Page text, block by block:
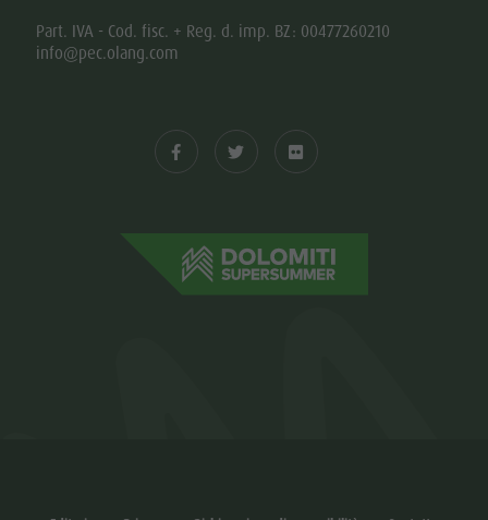
Part. IVA - Cod. fisc. + Reg. d. imp. BZ: 00477260210
info@pec.olang.com